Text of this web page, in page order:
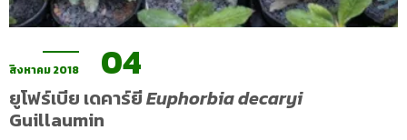
สิงหาคม 2018 04
ยูโฟร์เบีย เดคาร์ยีEuphorbia decaryi
Guillaumin